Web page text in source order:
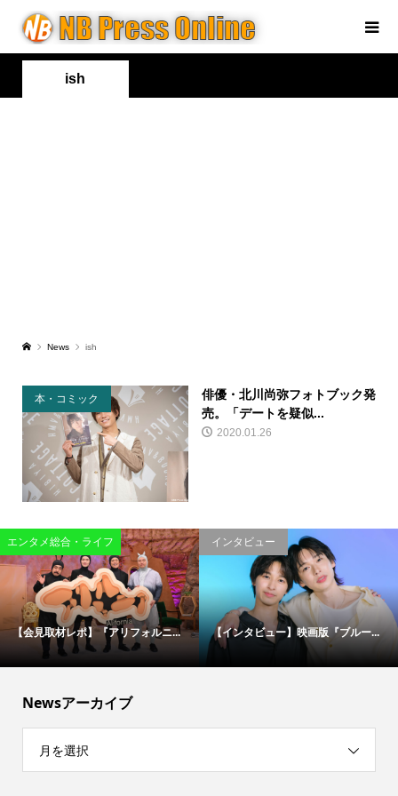
ish
News ish
本・コミック
俳優・北川尚弥フォトブック発
売。「デートを疑似...
2020.01.26
エンタメ総合・ライフ
【会見取材レポ】『アリフォルニ...
インタビュー
【インタビュー】映画版『ブルー...
Newsアーカイブ
月を選択